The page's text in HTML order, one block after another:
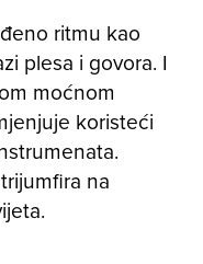
ritmu kao
plesa i govora. I
moćnom
koristeći
na